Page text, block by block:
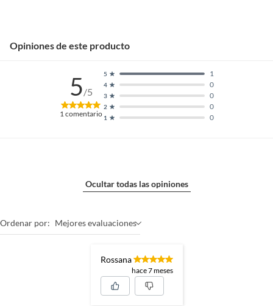
Opiniones de este producto
5/5
1comentario 1 0
2 0
3 0
4 0
5 1
Ocultar todas las opiniones
Ordenar por: Mejores evaluaciones
Rossana
hace 7 meses